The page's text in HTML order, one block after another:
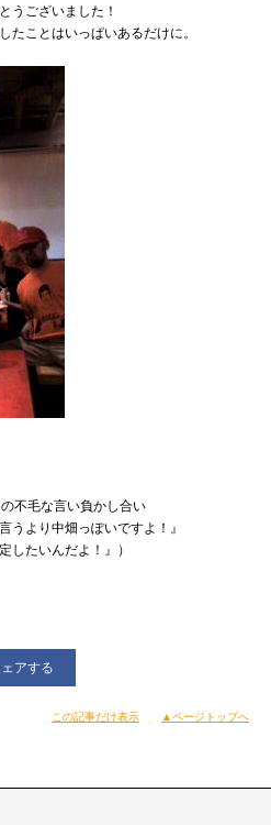
うございました！
ことはいっぱいあるだけに。
不毛な言い負かし合い
うより中畑っぽいですよ！』
したいんだよ！』）
アする
この記事だけ表示 ▲ページトップへ